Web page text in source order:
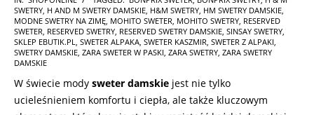
10-
17
SWETRY, H AND M SWETRY DAMSKIE, H&M SWETRY, HM SWETRY DAMSKIE,
MODNE SWETRY NA ZIMĘ, MOHITO SWETER, MOHITO SWETRY, RESERVED
SWETER, RESERVED SWETRY, RESERVED SWETRY DAMSKIE, SINSAY SWETRY,
SKLEP EBUTIK.PL, SWETER ALPAKA, SWETER KASZMIR, SWETER Z ALPAKI,
SWETRY DAMSKIE, ZARA SWETER W PASKI, ZARA SWETRY, ZARA SWETRY
DAMSKIE
W świecie mody sweter damskie jest nie tylko
ucieleśnieniem komfortu i ciepła, ale także kluczowym